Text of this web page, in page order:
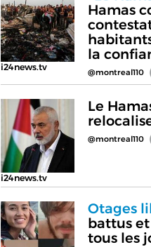
i24news.tv
Hamas
la
@montreal110
i24news.tv
Le
@montreal110
Otages
battus
tous les